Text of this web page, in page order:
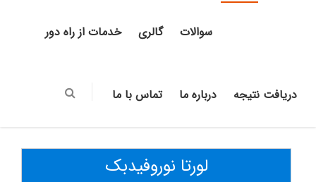
سوالات گالری خدمات از راه دور
دریافت نتیجه درباره ما تماس با ما
لورتا نوروفیدبک